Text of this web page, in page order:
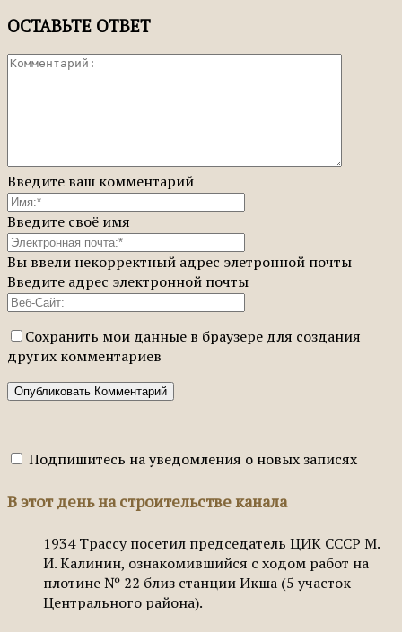
ОСТАВЬТЕ ОТВЕТ
Введите ваш комментарий
Введите своё имя
Вы ввели некорректный адрес элетронной почты
Введите адрес электронной почты
Сохранить мои данные в браузере для создания
других комментариев
Подпишитесь на уведомления о новых записях
В этот день на строительстве канала
1934 Трассу посетил председатель ЦИК СССР М.
И. Калинин, ознакомившийся с ходом работ на
плотине № 22 близ станции Икша (5 участок
Центрального района).